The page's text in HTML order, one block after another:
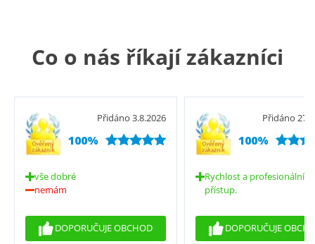
Co o nás říkají zákazníci
Přidáno 3.8.2026
100%
vše dobré
nemám
DOPORUČUJE OBCHOD
Přidáno
100%
Rychlost a profesionální
přístup.
DOPORUČUJE